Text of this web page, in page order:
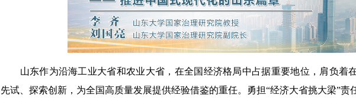
山东作为沿海工业大省和农业大省，在全国经济格局中占据重要地位，肩负着
先试、探索创新，为全国高质量发展提供经验借鉴的重任。勇担“经济大省挑大梁”责